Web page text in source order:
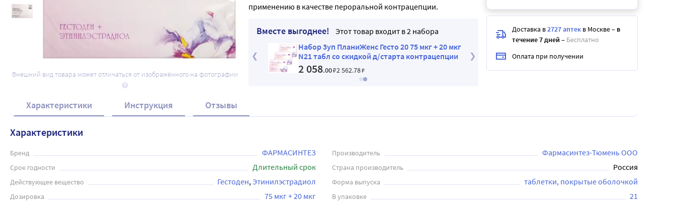
Внешний вид товара может отличаться от изображённого на фотографии
применению в качестве пероральной контрацепции.
Вместе выгоднее!
Этот товар входит в 2 набора
Набор 2уп ПланиЖенс Гесто 20 75 мкг + 20 мкг
N21 табл со скидкой д/старта контрацепции
Набор 3уп ПланиЖенс Гесто 20 75 мкг + 20 мкг
N21 табл со скидкой д/старта контрацепции
2 058.00₽2 562.78₽
Доставка в2727 аптек в Москве– в
течение 7 дней – Бесплатно
Оплата при получении
Характеристики Инструкция Отзывы
Характеристики
Бренд ФАРМАСИНТЕЗ Производитель Фармасинтез-Тюмень ООО
Срок годности Длительный срок Страна производитель Россия
Действующее вещество Гестоден Этинилэстрадиол Форма выпуска таблетки, покрытые оболочкой
Дозировка 75 мкг + 20 мкг В упаковке 21